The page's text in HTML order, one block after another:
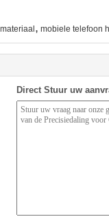
, mobiele telefoon
Direct Stuur uw